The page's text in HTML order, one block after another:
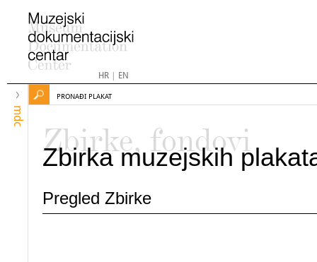
HR| EN
mdc
PRONAĐI PLAKAT
Zbirke, fondovi
Zbirka muzejskih
Pregled Zbirke